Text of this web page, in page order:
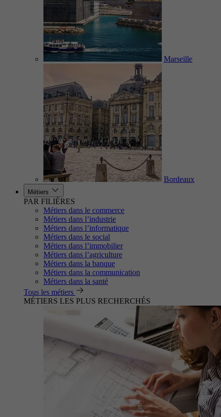
Marseille
Bordeaux
Métiers
PAR FILIÈRES
Métiers dans le commerce
Métiers dans l’industrie
Métiers dans l’informatique
Métiers dans le social
Métiers dans l’immobilier
Métiers dans l’agriculture
Métiers dans la banque
Métiers dans la communication
Métiers dans la santé
Tous les métiers
MÉTIERS LES PLUS RECHERCHÉS